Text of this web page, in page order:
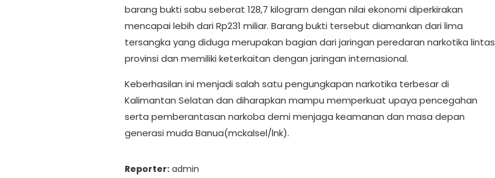
barang bukti sabu seberat 128,7 kilogram dengan nilai ekonomi diperkirakan
mencapai lebih dari Rp231 miliar. Barang bukti tersebut diamankan dari lima
tersangka yang diduga merupakan bagian dari jaringan peredaran narkotika lintas
provinsi dan memiliki keterkaitan dengan jaringan internasional.
Keberhasilan ini menjadi salah satu pengungkapan narkotika terbesar di
Kalimantan Selatan dan diharapkan mampu memperkuat upaya pencegahan
serta pemberantasan narkoba demi menjaga keamanan dan masa depan
generasi muda Banua(mckalsel/lnk).
Reporter: admin